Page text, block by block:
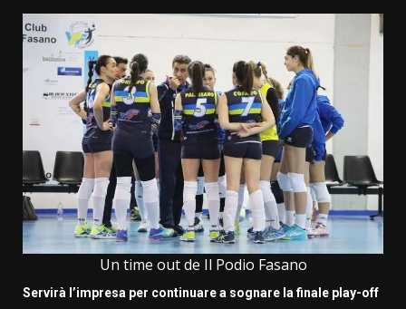
Un time out de Il Podio Fasano
Servirà l’impresa per continuare a sognare la finale play-off